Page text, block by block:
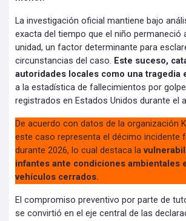
La investigación oficial mantiene bajo
exacta del tiempo que el niño permaneció
unidad, un factor determinante para
circunstancias del caso. Este suceso,
autoridades locales como una tragedia
a la estadística de fallecimientos por
registrados en Estados Unidos durante el
De acuerdo con datos de la organización
este caso representa el décimo incidente
durante 2026, lo cual destaca la
infantes ante condiciones ambientales
vehículos cerrados.
El compromiso preventivo por parte de
se convirtió en el eje central de las